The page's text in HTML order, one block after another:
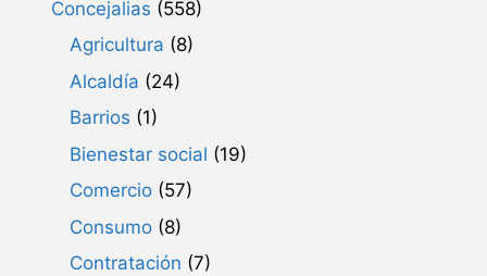
Concejalias (558)
Agricultura (8)
Alcaldía (24)
Barrios (1)
Bienestar social (19)
Comercio (57)
Consumo (8)
Contratación (7)